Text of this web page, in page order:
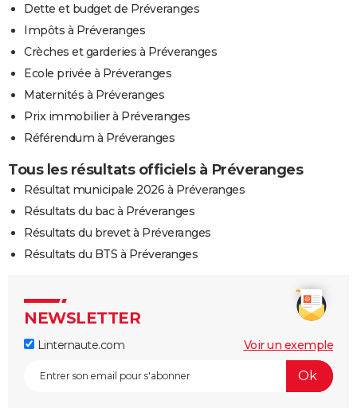
Dette et budget de Préveranges
Impôts à Préveranges
Crèches et garderies à Préveranges
Ecole privée à Préveranges
Maternités à Préveranges
Prix immobilier à Préveranges
Référendum à Préveranges
Tous les résultats officiels à Préveranges
Résultat municipale 2026 à Préveranges
Résultats du bac à Préveranges
Résultats du brevet à Préveranges
Résultats du BTS à Préveranges
NEWSLETTER
Linternaute.com Voir un exemple